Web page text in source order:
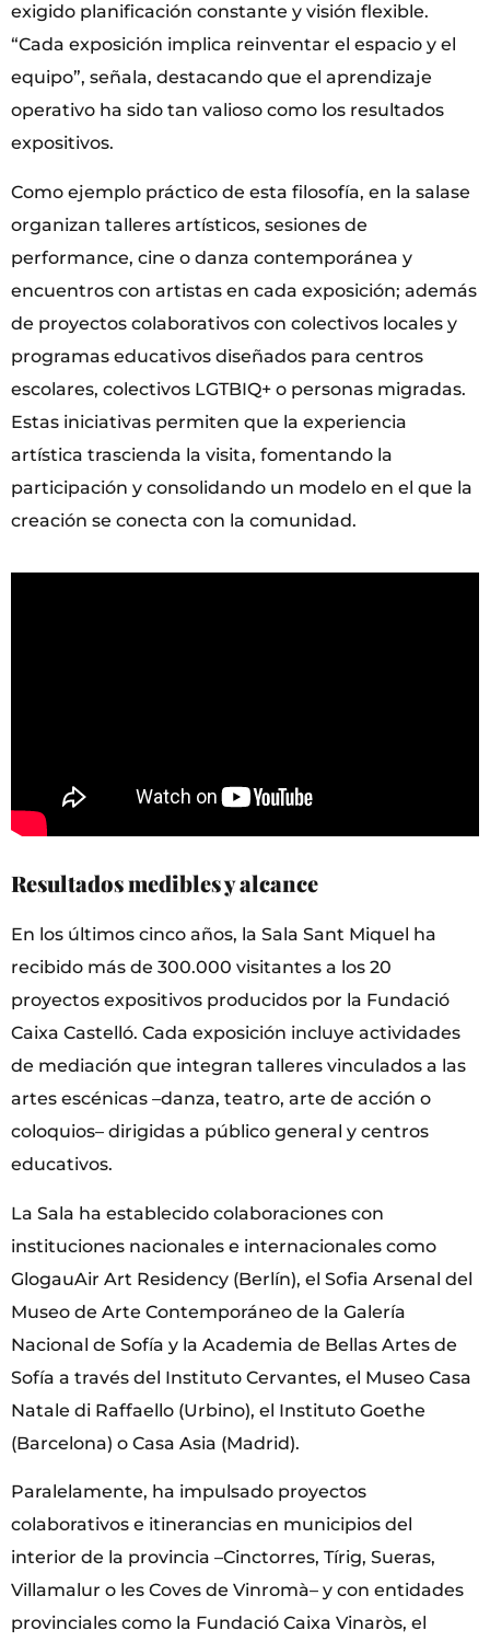
exigido planificación constante y visión flexible.
“Cada exposición implica reinventar el espacio y el
equipo”, señala, destacando que el aprendizaje
operativo ha sido tan valioso como los resultados
expositivos.
Como ejemplo práctico de esta filosofía, en la salase
organizan talleres artísticos, sesiones de
performance, cine o danza contemporánea y
encuentros con artistas en cada exposición; además
de proyectos colaborativos con colectivos locales y
programas educativos diseñados para centros
escolares, colectivos LGTBIQ+ o personas migradas.
Estas iniciativas permiten que la experiencia
artística trascienda la visita, fomentando la
participación y consolidando un modelo en el que la
creación se conecta con la comunidad.
Resultados medibles y alcance
En los últimos cinco años, la Sala Sant Miquel ha
recibido más de 300.000 visitantes a los 20
proyectos expositivos producidos por la Fundació
Caixa Castelló. Cada exposición incluye actividades
de mediación que integran talleres vinculados a las
artes escénicas –danza, teatro, arte de acción o
coloquios– dirigidas a público general y centros
educativos.
La Sala ha establecido colaboraciones con
instituciones nacionales e internacionales como
GlogauAir Art Residency (Berlín), el Sofia Arsenal del
Museo de Arte Contemporáneo de la Galería
Nacional de Sofía y la Academia de Bellas Artes de
Sofía a través del Instituto Cervantes, el Museo Casa
Natale di Raffaello (Urbino), el Instituto Goethe
(Barcelona) o Casa Asia (Madrid).
Paralelamente, ha impulsado proyectos
colaborativos e itinerancias en municipios del
interior de la provincia –Cinctorres, Tírig, Sueras,
Villamalur o les Coves de Vinromà– y con entidades
provinciales como la Fundació Caixa Vinaròs, el